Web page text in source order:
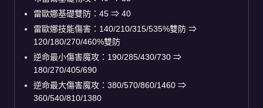
雷歐娜基礎雙防：45 ⇒ 40
雷歐娜技能傷害：140/210/315/535%雙防 ⇒
120/180/270/460%雙防
逆命最小傷害魔攻：190/285/430/730 ⇒
180/270/405/690
逆命最大傷害魔攻：380/570/860/1460 ⇒
360/540/810/1380